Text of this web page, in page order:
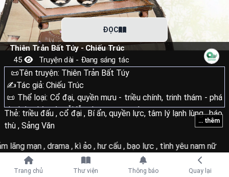
Tiếp tục với
ĐỌC
Thiên Trản Bất Túy - Chiếu Trúc
45 Truyện dài - Đang sáng tác
... thêm
📜Tên truyện: Thiên Trản Bất Túy
✍️Tác giả: Chiếu Trúc
📜 Thể loại: Cổ đại, quyền mưu - triều chính, trinh thám - phá
án, báo thù, cứu rỗi lẫn nhau, song cường.
🏷️ Đề đốc Đông Xưởng vô liêm sỉ x Cầm sư bị câm què tay,
khét, cực bùng lổ.
📜Giới thiệu:
Thẻ: triều đấu , cổ đại , Bí ẩn, quyền lực, tâm lý lạnh lùng,báo
thù , Sảng Văn
lãng mạn,drama,kì ảo,hư cấu,bạo lực,tình yêu nam nữ
Trang chủ Thư viện Thông báo Quay lại